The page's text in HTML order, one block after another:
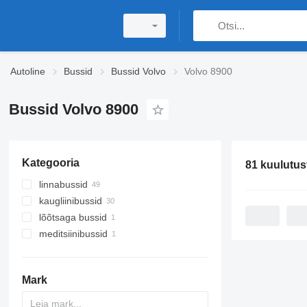
Autoline Bussid Bussid Volvo Volvo 8900
Bussid Volvo 8900
Kategooria
linnabussid
kaugliinibussid
lõõtsaga bussid
meditsiinibussid
Mark
81